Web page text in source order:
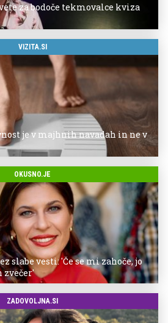
za bodoče tekmovalce kviza
VIZITA.SI
je v majhnih navadah in ne v
OKUSNO.JE
slabe vesti: 'Če se mi zahoče, jo
zvečer'
ZADOVOLJNA.SI